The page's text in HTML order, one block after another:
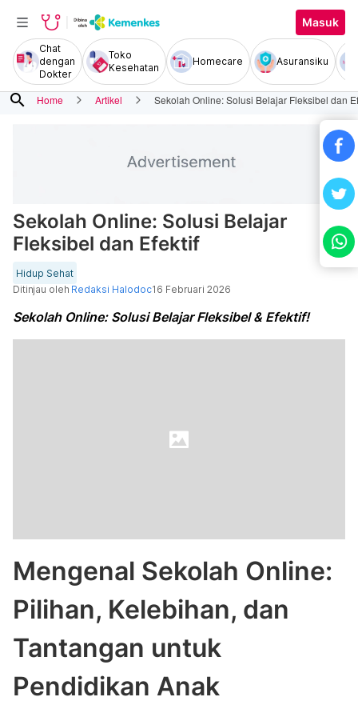
Masuk
Chat
dengan
Dokter
Toko
Kesehatan
Homecare Asuransiku
search Home Artikel Sekolah Online: Solusi Belajar Fleksibel dan
Sekolah Online: Solusi Belajar
Fleksibel dan Efektif
Hidup Sehat
Ditinjau oleh Redaksi Halodoc16 Februari 2026
Sekolah Online: Solusi Belajar Fleksibel & Efektif!
Mengenal Sekolah Online:
Pilihan, Kelebihan, dan
Tantangan untuk
Pendidikan Anak